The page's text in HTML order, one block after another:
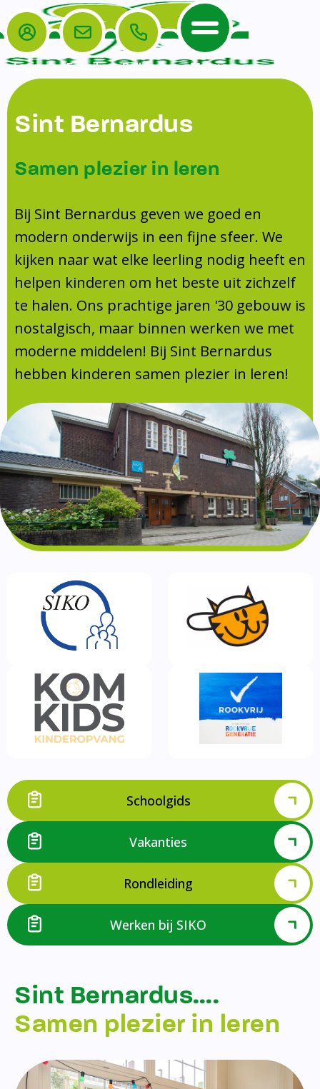
Home
De School
Veiligheidsplan
Onderwijs
Leerlingenraad
Leerlingenzorg
Doorstroomtoets
Jeugdprofessional op school
Centrum Jeugd en Gezin
Schoollogopedie
schoolondersteuningsprofiel
Schooltijden
Absentie
Vakanties
Aanmelden
Schoolgids
Gezonde school
Kinderopvang
BSO
Routebeschrijving
Privacy
Het Team
Ouders
Ouders
TussenSchoolse Opvang (TSO)
Ouderraad (OR)
Medezeggenschapsraad (MR)
Formulieren
Klachtenregeling
Contact
Login E-mail Bellen Menu
Sint Bernardus
Samen plezier in leren
Bij Sint Bernardus geven we goed en
modern onderwijs in een fijne sfeer. We
kijken naar wat elke leerling nodig heeft en
helpen kinderen om het beste uit zichzelf
te halen. Ons prachtige jaren '30 gebouw is
nostalgisch, maar binnen werken we met
moderne middelen! Bij Sint Bernardus
hebben kinderen samen plezier in leren!
Schoolgids
Vakanties
Rondleiding
Werken bij SIKO
Sint Bernardus….
Samen plezier in leren